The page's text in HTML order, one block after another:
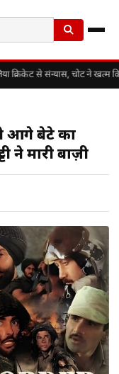
क्रिकेट से संन्यास, चोट ने खत्म
से आगे बेटे का
ने मारी बाज़ी